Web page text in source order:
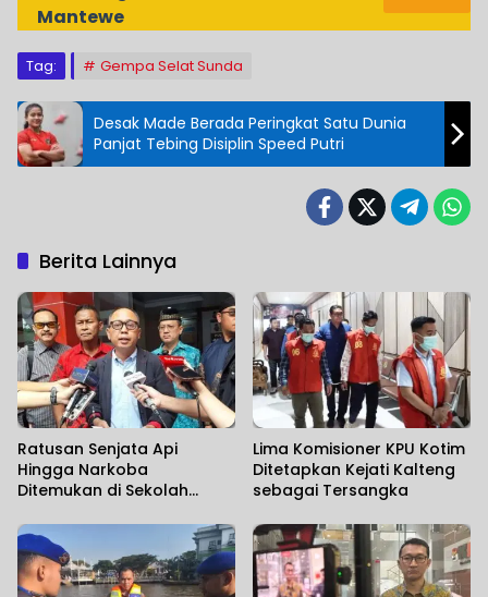
Mantewe
Tag: Gempa Selat Sunda
Desak Made Berada Peringkat Satu Dunia
Panjat Tebing Disiplin Speed Putri
Berita Lainnya
Ratusan Senjata Api
Hingga Narkoba
Ditemukan di Sekolah
Lima Komisioner KPU Kotim
Ditetapkan Kejati Kalteng
sebagai Tersangka